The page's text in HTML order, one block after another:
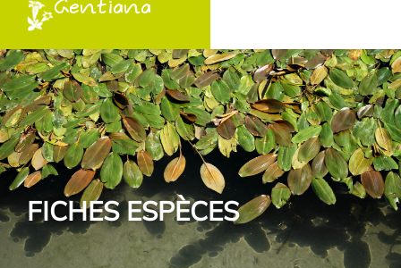
Gentiana
FICHES ESPÈCES